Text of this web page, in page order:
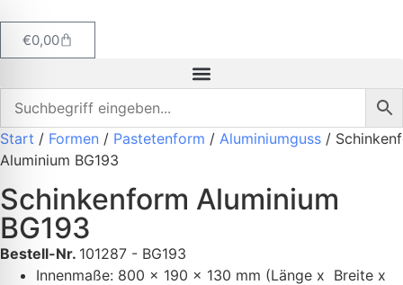
€0,00
Start / Formen / Pastetenform / Aluminiumguss /
Aluminium BG193
Schinkenform Aluminium
BG193
Bestell-Nr. 101287 - BG193
Innenmaße: 800 x 190 x 130 mm (Länge x Breite x